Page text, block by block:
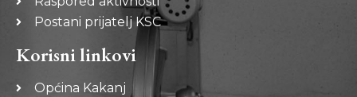
Postani prijatelj KSC
Korisni linkovi
Općina Kakanj